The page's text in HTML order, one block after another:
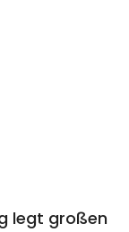
legt großen